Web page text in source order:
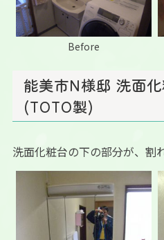
Before
能美市N様邸 洗面
(TOTO製)
洗面化粧台の下の部分が、割